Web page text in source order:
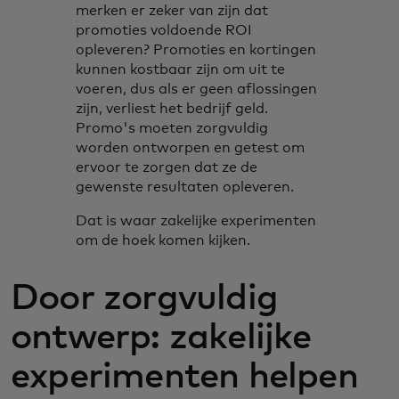
merken er zeker van zijn dat
promoties voldoende ROI
opleveren? Promoties en kortingen
kunnen kostbaar zijn om uit te
voeren, dus als er geen aflossingen
zijn, verliest het bedrijf geld.
Promo's moeten zorgvuldig
worden ontworpen en getest om
ervoor te zorgen dat ze de
gewenste resultaten opleveren.
Dat is waar zakelijke experimenten
om de hoek komen kijken.
Door zorgvuldig
ontwerp: zakelijke
experimenten helpen